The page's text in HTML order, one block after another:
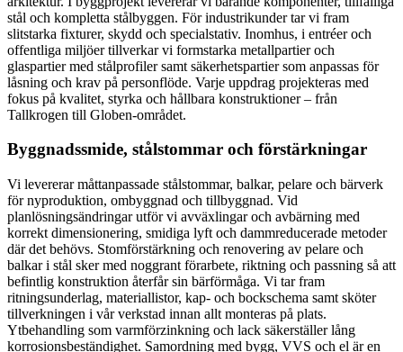
stål och kompletta stålbyggen. För industrikunder tar vi fram
slitstarka fixturer, skydd och specialstativ. Inomhus, i entréer och
offentliga miljöer tillverkar vi formstarka metallpartier och
glaspartier med stålprofiler samt säkerhetspartier som anpassas för
låsning och krav på personflöde. Varje uppdrag projekteras med
fokus på kvalitet, styrka och hållbara konstruktioner – från
Tallkrogen till Globen-området.
Byggnadssmide, stålstommar och förstärkningar
Vi levererar måttanpassade stålstommar, balkar, pelare och bärverk
för nyproduktion, ombyggnad och tillbyggnad. Vid
planlösningsändringar utför vi avväxlingar och avbärning med
korrekt dimensionering, smidiga lyft och dammreducerade metoder
där det behövs. Stomförstärkning och renovering av pelare och
balkar i stål sker med noggrant förarbete, riktning och passning så att
befintlig konstruktion återfår sin bärförmåga. Vi tar fram
ritningsunderlag, materiallistor, kap- och bockschema samt sköter
tillverkningen i vår verkstad innan allt monteras på plats.
Ytbehandling som varmförzinkning och lack säkerställer lång
korrosionsbeständighet. Samordning med bygg, VVS och el är en